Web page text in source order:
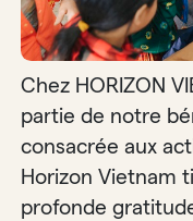
Chez HORIZON
partie de notre
consacrée aux
Horizon Vietnam
profonde